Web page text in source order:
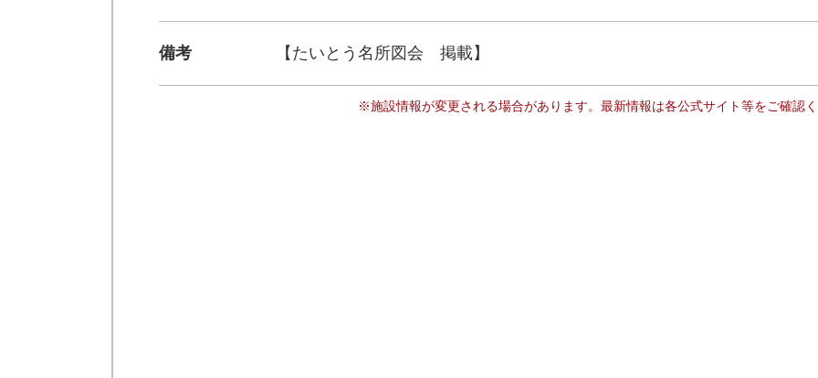
備考 【たいとう名所図会 掲載】
※施設情報が変更される場合があります。最新情報は各公式サイト等をご確認